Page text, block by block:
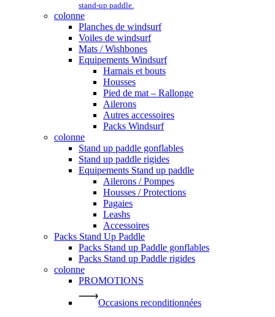
stand-up paddle.
colonne
Planches de windsurf
Voiles de windsurf
Mats / Wishbones
Equipements Windsurf
Harnais et bouts
Housses
Pied de mat – Rallonge
Ailerons
Autres accessoires
Packs Windsurf
colonne
Stand up paddle gonflables
Stand up paddle rigides
Equipements Stand up paddle
Ailerons / Pompes
Housses / Protections
Pagaies
Leashs
Accessoires
Packs Stand Up Paddle
Packs Stand up Paddle gonflables
Packs Stand up Paddle rigides
colonne
PROMOTIONS
Occasions reconditionnées